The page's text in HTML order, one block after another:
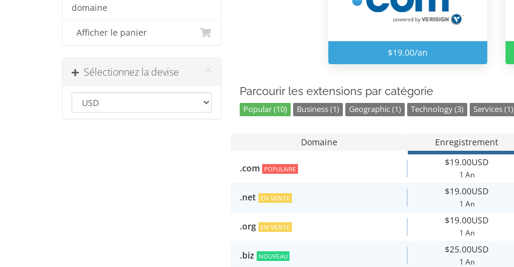
domaine
Afficher le panier
Sélectionnez la devise
$19.00/an
Parcourir les extensions par catégorie
Popular (10) Business (1) Geographic (1) Technology (3) Services (1)
Domaine Enregistrement
.com POPULAIRE
$19.00USD
1 An
.net EN VENTE
$19.00USD
1 An
.org EN VENTE
$19.00USD
1 An
.biz NOUVEAU
$25.00USD
1 An